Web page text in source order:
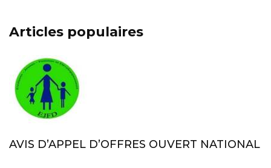
Articles populaires
AVIS D’APPEL D’OFFRES OUVERT NATIONAL